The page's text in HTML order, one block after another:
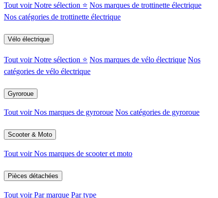
Tout voirNotre sélection ⭐ Nos marques de trottinette électrique
Nos catégories de trottinette électrique
Vélo électrique
Tout voirNotre sélection ⭐ Nos marques de vélo électrique Nos
catégories de vélo électrique
Gyroroue
Tout voirNos marques de gyroroue Nos catégories de gyroroue
Scooter & Moto
Tout voirNos marques de scooter et moto
Pièces détachées
Tout voirPar marque Par type